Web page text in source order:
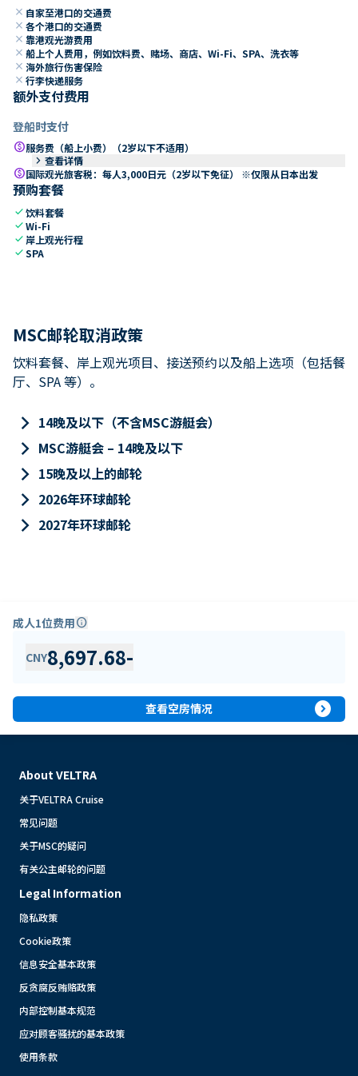
close 自家至港口的交通费
close 各个港口的交通费
close 靠港观光游费用
close 船上个人费用，例如饮料费、赌场、商店、Wi-Fi、SPA、洗衣等
close 海外旅行伤害保险
close 行李快递服务
额外支付费用
登船时支付
paid服务费（船上小费）（2岁以下不适用）
keyboard_arrow_right 查看详情
paid国际观光旅客税：每人3,000日元（2岁以下免征） ※仅限从日本出发
预购套餐
check饮料套餐
checkWi-Fi
check 岸上观光行程
checkSPA
MSC邮轮取消政策
饮料套餐、岸上观光项目、接送预约以及船上选项（包括餐
厅、SPA 等）。
keyboard_arrow_right 14晚及以下（不含MSC游艇会）
keyboard_arrow_right MSC游艇会 – 14晚及以下
keyboard_arrow_right 15晚及以上的邮轮
keyboard_arrow_right 2026年环球邮轮
keyboard_arrow_right 2027年环球邮轮
成人1位费用info
CNY8,697.68-
查看空房情况 expand_circle_right
About VELTRA
关于VELTRA Cruise
常见问题
关于MSC的疑问
有关公主邮轮的问题
Legal Information
隐私政策
Cookie政策
信息安全基本政策
反贪腐反贿赂政策
内部控制基本规范
应对顾客骚扰的基本政策
使用条款